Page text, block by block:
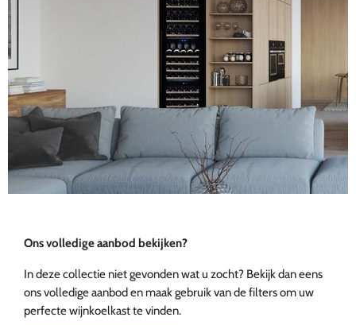
Ons volledige aanbod bekijken?
In deze collectie niet gevonden wat u zocht? Bekijk dan eens
ons volledige aanbod en maak gebruik van de filters om uw
perfecte wijnkoelkast te vinden.